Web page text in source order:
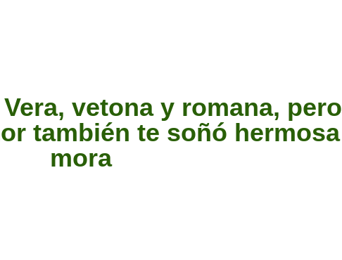
vetona y romana, pero
también te soñó hermosa
mora